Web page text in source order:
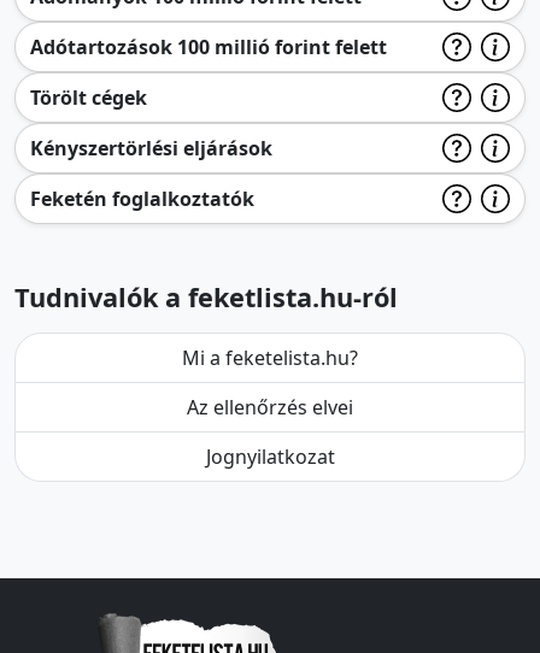
Adótartozások 100 millió forint felett
Törölt cégek
Kényszertörlési eljárások
Feketén foglalkoztatók
Tudnivalók a feketlista.hu-ról
Mi a feketelista.hu?
Az ellenőrzés elvei
Jognyilatkozat